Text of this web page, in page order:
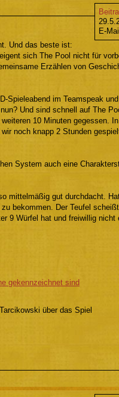
E-
Und das beste ist:
sich The Pool nicht für
Erzählen von
Spieleabend im Teamspeak
Und sind schnell auf The
10 Minuten gegessen.
noch knapp 2 Stunden
System auch eine
mittelmäßig gut durchdacht.
bekommen. Der Teufel
9 Würfel hat und freiwillig nicht
gekennzeichnet sind
über das Spiel